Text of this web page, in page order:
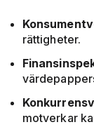
rättigheter.
motverkar